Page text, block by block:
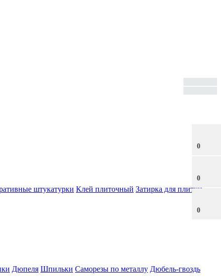
0
0
0
штукатурки Клей плиточный Затирка для плитки
Дюпеля Шпильки Саморезы по металлу Дюбель-гвоздь